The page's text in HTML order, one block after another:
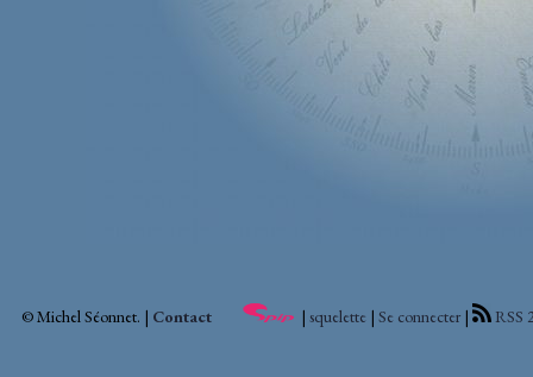
© Michel Séonnet. | Contact | squelette | Se connecter | RSS